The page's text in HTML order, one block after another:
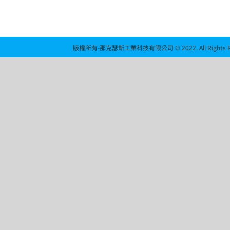
版權所有-那克瑟斯工業科技有限公司 © 2022. All Rights